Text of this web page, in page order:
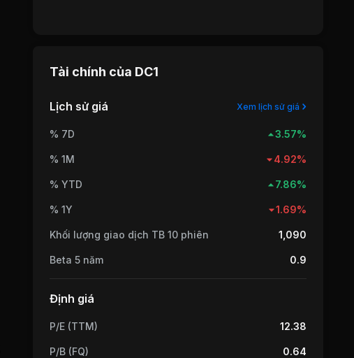
Tài chính của DC1
Lịch sử giá Xem lịch sử giá
% 7D 3.57%
% 1M 4.92%
% YTD 7.86%
% 1Y 1.69%
Khối lượng giao dịch TB 10 phiên 1,090
Beta 5 năm 0.9
Định giá
P/E (TTM) 12.38
P/B (FQ) 0.64